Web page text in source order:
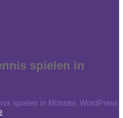
spielen in
spielen in Münster. WordPress